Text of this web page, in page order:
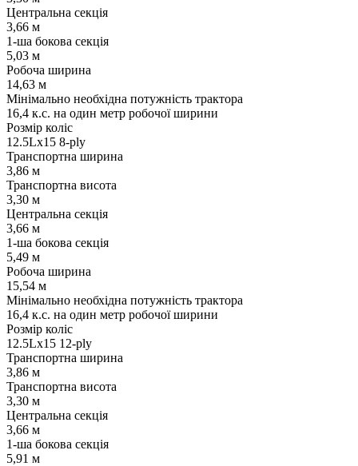
Центральна секція
3,66 м
1-ша бокова секція
5,03 м
Робоча ширина
14,63 м
Мінімально необхідна потужність трактора
16,4 к.с. на один метр робочої ширини
Розмір коліс
12.5Lx15 8-ply
Транспортна ширина
3,86 м
Транспортна висота
3,30 м
Центральна секція
3,66 м
1-ша бокова секція
5,49 м
Робоча ширина
15,54 м
Мінімально необхідна потужність трактора
16,4 к.с. на один метр робочої ширини
Розмір коліс
12.5Lx15 12-ply
Транспортна ширина
3,86 м
Транспортна висота
3,30 м
Центральна секція
3,66 м
1-ша бокова секція
5,91 м